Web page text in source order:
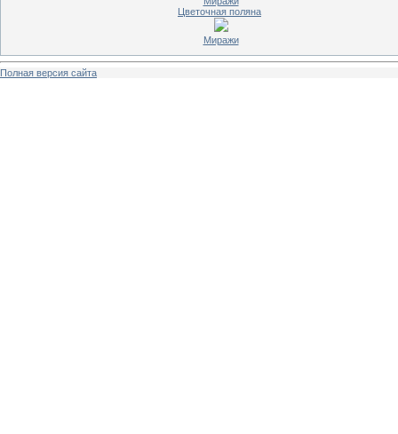
Цветочная поляна
Миражи
Полная версия сайта